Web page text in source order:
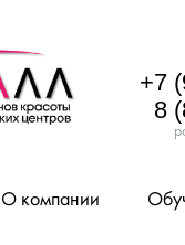
+7
8
О компании